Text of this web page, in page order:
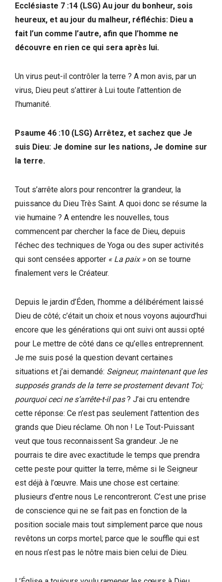
Ecclésiaste 7 :14 (LSG) Au jour du bonheur, sois
heureux, et au jour du malheur, réfléchis: Dieu a
fait l’un comme l’autre, afin que l’homme ne
découvre en rien ce qui sera après lui.
Un virus peut-il contrôler la terre ? A mon avis, par un
virus, Dieu peut s’attirer à Lui toute l’attention de
l’humanité.
Psaume 46 :10 (LSG) Arrêtez, et sachez que Je
suis Dieu: Je domine sur les nations, Je domine sur
la terre.
Tout s’arrête alors pour rencontrer la grandeur, la
puissance du Dieu Très Saint. A quoi donc se résume la
vie humaine ? A entendre les nouvelles, tous
commencent par chercher la face de Dieu, depuis
l’échec des techniques de Yoga ou des super activités
qui sont censées apporter « La paix » on se tourne
finalement vers le Créateur.
Depuis le jardin d’Éden, l’homme a délibérément laissé
Dieu de côté; c’était un choix et nous voyons aujourd’hui
encore que les générations qui ont suivi ont aussi opté
pour Le mettre de côté dans ce qu’elles entreprennent.
Je me suis posé la question devant certaines
situations et j’ai demandé: Seigneur, maintenant que les
supposés grands de la terre se prosternent devant Toi;
pourquoi ceci ne s’arrête-t-il pas? J’ai cru entendre
cette réponse: Ce n’est pas seulement l’attention des
grands que Dieu réclame. Oh non ! Le Tout-Puissant
veut que tous reconnaissent Sa grandeur. Je ne
pourrais te dire avec exactitude le temps que prendra
cette peste pour quitter la terre, même si le Seigneur
est déjà à l’œuvre. Mais une chose est certaine:
plusieurs d’entre nous Le rencontreront. C’est une prise
de conscience qui ne se fait pas en fonction de la
position sociale mais tout simplement parce que nous
revêtons un corps mortel; parce que le souffle qui est
en nous n’est pas le nôtre mais bien celui de Dieu.